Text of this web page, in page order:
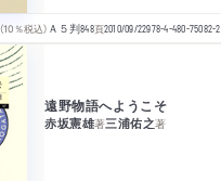
（10％税込） Ａ５判848頁2010/09/22978-4-480-75082-2
遠野物語へようこそ
赤坂憲雄著三浦佑之著